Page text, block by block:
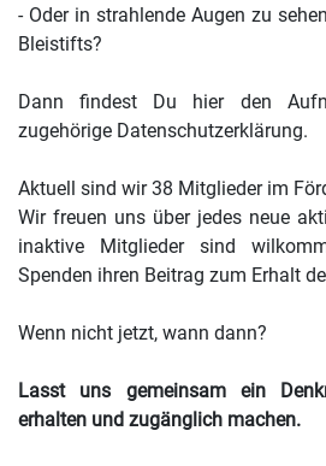
- Oder in strahlende Augen zu
Bleistifts?
Dann findest Du hierden
zugehörige Datenschutzerklärung.
Aktuell sind wir 38 Mitglieder im
Wir freuen uns über jedes neue
inaktive Mitglieder sind
Spenden ihren Beitrag zum Erhalt
Wenn nicht jetzt, wann dann?
Lasst uns gemeinsam ein
erhalten und zugänglich machen.